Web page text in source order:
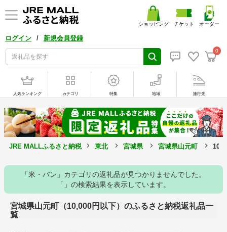
ログイン / 新規会員登録
0
ショッピング チケット オーダー
人気ランキング カテゴリ 特集 地域 旅行先
JRE MALLふるさと納税 東北 宮城県 宮城県山元町
「米・パン」カテゴリの返礼品が見つかりませんでした。
「」の検索結果を表示しています。
宮城県山元町（10,000円以下）のふるさと納税返礼品一
覧